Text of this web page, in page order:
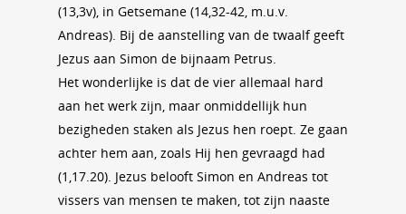
(13,3v), in Getsemane (14,32-42, m.u.v.
Andreas). Bij de aanstelling van de twaalf geeft
Jezus aan Simon de bijnaam Petrus.
Het wonderlijke is dat de vier allemaal hard
aan het werk zijn, maar onmiddellijk hun
bezigheden staken als Jezus hen roept. Ze gaan
achter hem aan, zoals Hij hen gevraagd had
(1,17.20). Jezus belooft Simon en Andreas tot
vissers van mensen te maken, tot zijn naaste